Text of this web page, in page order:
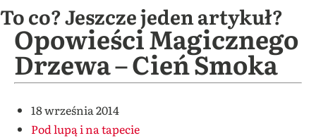
To co? Jeszcze jeden artykuł?
Opowieści Magicznego
Drzewa – Cień Smoka
18 września 2014
Pod lupą i na tapecie